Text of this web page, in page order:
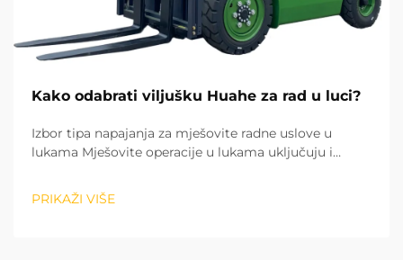
Kako odabrati viljušku Huahe za rad u luci?
Izbor tipa napajanja za mješovite radne uslove u
lukama Mješovite operacije u lukama uključuju i
utovar i istovar tereta na otvorenom dvorištu. To čini
tip snage prvim faktorom prilikom izbora viljuškara....
PRIKAŽI VIŠE